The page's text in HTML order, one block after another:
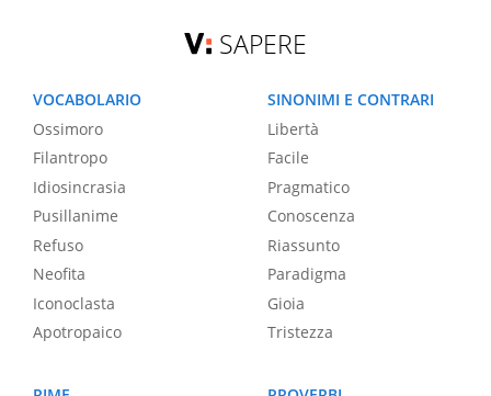
SAPERE
VOCABOLARIO
Ossimoro
Filantropo
Idiosincrasia
Pusillanime
Refuso
Neofita
Iconoclasta
Apotropaico
SINONIMI E CONTRARI
Libertà
Facile
Pragmatico
Conoscenza
Riassunto
Paradigma
Gioia
Tristezza